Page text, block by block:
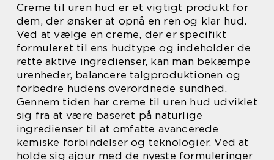
Creme til uren hud er et vigtigt produkt for
dem, der ønsker at opnå en ren og klar hud.
Ved at vælge en creme, der er specifikt
formuleret til ens hudtype og indeholder de
rette aktive ingredienser, kan man bekæmpe
urenheder, balancere talgproduktionen og
forbedre hudens overordnede sundhed.
Gennem tiden har creme til uren hud udviklet
sig fra at være baseret på naturlige
ingredienser til at omfatte avancerede
kemiske forbindelser og teknologier. Ved at
holde sig ajour med de nyeste formuleringer